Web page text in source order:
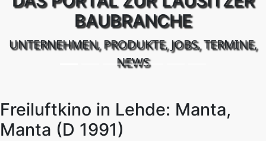
BAUBRANCHE
UNTERNEHMEN, PRODUKTE, JOBS, TERMINE,
NEWS
Freiluftkino in Lehde: Manta,
Manta (D 1991)